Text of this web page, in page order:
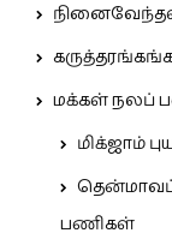
மக்கள் நலப்
மிக்ஜாம்
பணிகள்